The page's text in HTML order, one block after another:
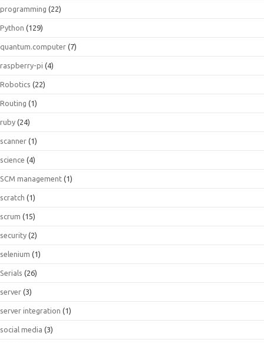
programming (22)
Python (129)
quantum.computer (7)
raspberry-pi (4)
Robotics (22)
Routing (1)
ruby (24)
scanner (1)
science (4)
SCM management (1)
scratch (1)
scrum (15)
security (2)
selenium (1)
Serials (26)
server (3)
server integration (1)
social media (3)